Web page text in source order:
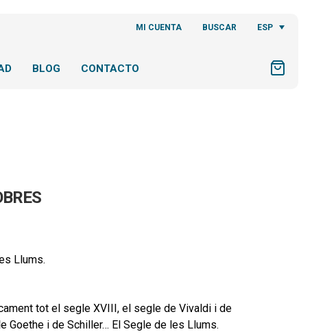
MI CUENTA BUSCAR ESP
BLOG CONTACTO
Llums.
tot el segle XVIII, el segle de Vivaldi i de
Goethe i de Schiller… El Segle de les Llums.